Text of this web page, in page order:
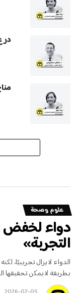
علوم وصحة
التجربة»
الدواء لا يزال تجريبيًا،
بطريقة لا يمكن تحقيقها